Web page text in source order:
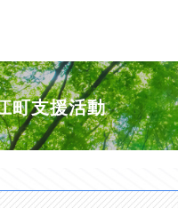
町支援活動